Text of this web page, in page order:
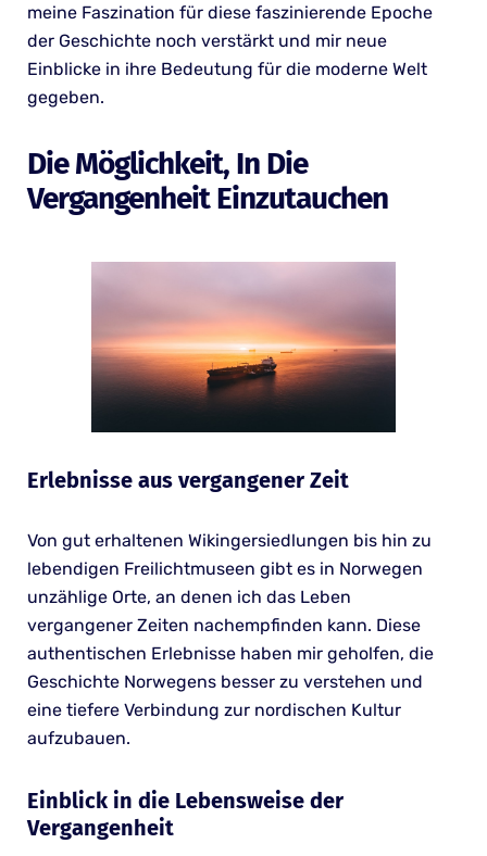
meine Faszination für diese faszinierende Epoche
der Geschichte noch verstärkt und mir neue
Einblicke in ihre Bedeutung für die moderne Welt
gegeben.
Die Möglichkeit, In Die
Vergangenheit Einzutauchen
Erlebnisse aus vergangener Zeit
Von gut erhaltenen Wikingersiedlungen bis hin zu
lebendigen Freilichtmuseen gibt es in Norwegen
unzählige Orte, an denen ich das Leben
vergangener Zeiten nachempfinden kann. Diese
authentischen Erlebnisse haben mir geholfen, die
Geschichte Norwegens besser zu verstehen und
eine tiefere Verbindung zur nordischen Kultur
aufzubauen.
Einblick in die Lebensweise der
Vergangenheit